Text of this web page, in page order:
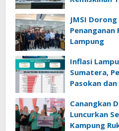
JMSI
Lampung
Inflasi
Sumatera,
Pasokan
Canangkan
Luncurkan
Kampung